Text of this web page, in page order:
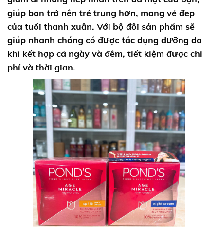
giúp bạn trở nên trẻ trung hơn, mang vẻ đẹp
của tuổi thanh xuân. Với bộ đôi sản phẩm sẽ
giúp nhanh chóng có được tác dụng dưỡng da
khi kết hợp cả ngày và đêm, tiết kiệm được chi
phí và thời gian.